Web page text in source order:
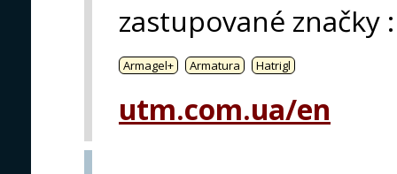
zastupované značky :
Armagel+ Armatura Hatrigl
utm.com.ua/en